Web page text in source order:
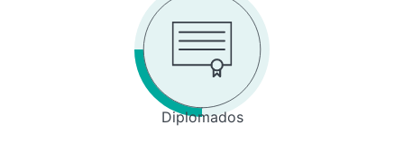
Diplomados